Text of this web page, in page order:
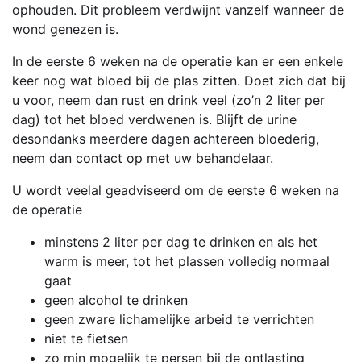
ophouden. Dit probleem verdwijnt vanzelf wanneer de
wond genezen is.
In de eerste 6 weken na de operatie kan er een enkele
keer nog wat bloed bij de plas zitten. Doet zich dat bij
u voor, neem dan rust en drink veel (zo’n 2 liter per
dag) tot het bloed verdwenen is. Blijft de urine
desondanks meerdere dagen achtereen bloederig,
neem dan contact op met uw behandelaar.
U wordt veelal geadviseerd om de eerste 6 weken na
de operatie
minstens 2 liter per dag te drinken en als het
warm is meer, tot het plassen volledig normaal
gaat
geen alcohol te drinken
geen zware lichamelijke arbeid te verrichten
niet te fietsen
zo min mogelijk te persen bij de ontlasting